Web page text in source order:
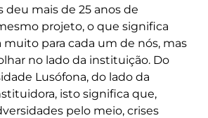
deu mais de 25 anos de
projeto, o que significa
para cada um de nós, mas
no lado da instituição. Do
Lusófona, do lado da
isto significa que,
pelo meio, crises